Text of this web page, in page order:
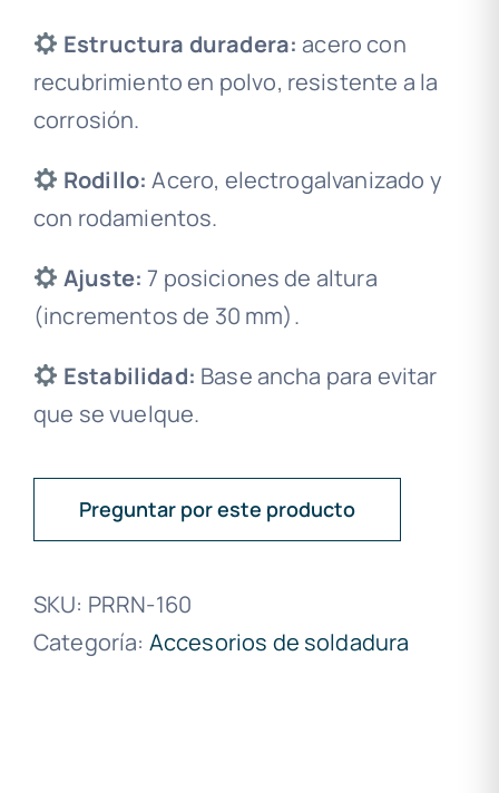
Estructura duradera: acero con
recubrimiento en polvo, resistente a la
corrosión.
Rodillo: Acero, electrogalvanizado y
con rodamientos.
Ajuste: 7 posiciones de altura
(incrementos de 30 mm).
Estabilidad: Base ancha para evitar
que se vuelque.
Preguntar por este producto
SKU: PRRN-160
Categoría: Accesorios de soldadura